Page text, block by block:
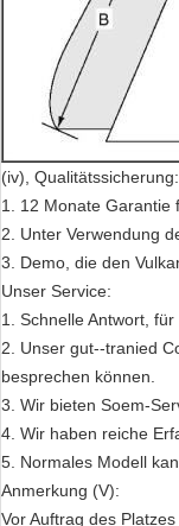
(iv), Qualitätssicherung:
1. 12 Monate Garantie
2. Unter Verwendung
3. Demo, die den
Unser Service:
1. Schnelle Antwort,
2. Unser gut--tranied
besprechen können.
3. Wir bieten Soem-
4. Wir haben reiche
5. Normales Modell
Anmerkung (V):
Vor Auftrag des